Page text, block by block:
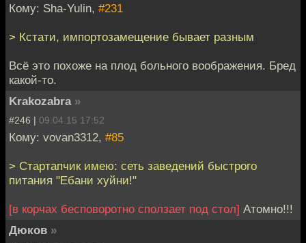
Кому: Sha-Yulin, #231
> Кстати, импортозамещение бывает разным
Всё это похоже на плод больного воображения. Бред
какой-то.
Krakozabra »
#246 | 09.04.15 17:52
Кому: vovan3312, #85
> Стартапчик имею: сеть заведений быстрого
питания "Ебани хуйни!"
[в корчах бесповоротно сползает под стол] Атомно!!!
Дюков »